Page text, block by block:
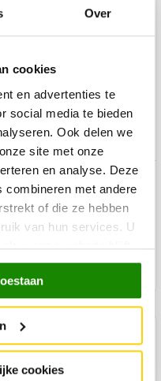
Over
cookies
en advertenties te
social media te bieden
Ook delen we
site met onze
en analyse. Deze
combineren met andere
of die ze hebben
van hun services. U
u onze website blijft
cookies
met een moderne,
tegen een crèmekleurige
en 20% normaal
duurzamer vloerkleed op